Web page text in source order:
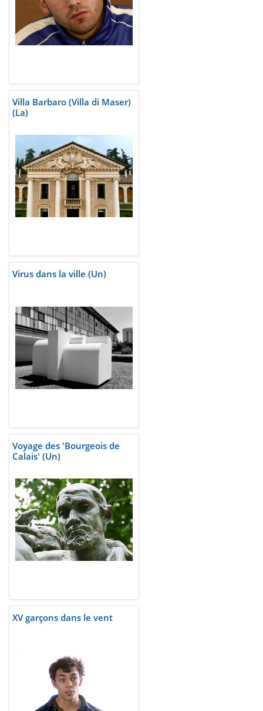
Villa Barbaro (Villa di Maser)
(La)
Virus dans la ville (Un)
Voyage des 'Bourgeois de
Calais' (Un)
XV garçons dans le vent